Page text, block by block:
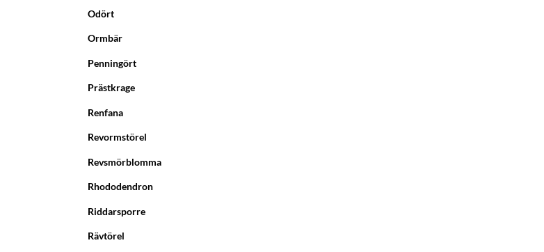
Odört
Ormbär
Penningört
Prästkrage
Renfana
Revormstörel
Revsmörblomma
Rhododendron
Riddarsporre
Rävtörel